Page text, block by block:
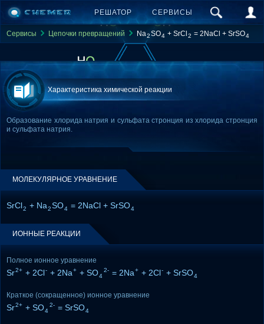
РЕШАТОР СЕРВИСЫ
Сервисы Цепочки превращений Na2SO4 + SrCl 2 = 2NaCl + SrSO4
Характеристика химической реакции
Образование хлорида натрия и сульфата стронция из хлорида стронция
и сульфата натрия.
МОЛЕКУЛЯРНОЕ УРАВНЕНИЕ
SrCl2 + Na2SO4 = 2NaCl + SrSO4
ИОННЫЕ РЕАКЦИИ
Полное ионное уравнение
Sr2+ + 2Cl- + 2Na+ + SO4
2- = 2Na+ + 2Cl- + SrSO4
Краткое (сокращенное) ионное уравнение
Sr2+ + SO4
2- = SrSO4